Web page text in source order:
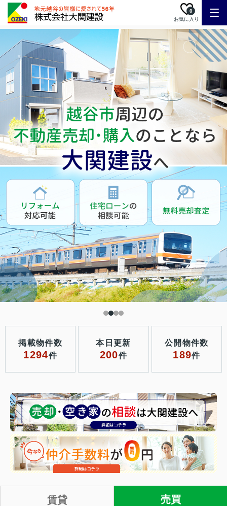
お気に入り
0
掲載物件数
1294件
本日更新
200件
公開物件数
189件
賃貸 売買